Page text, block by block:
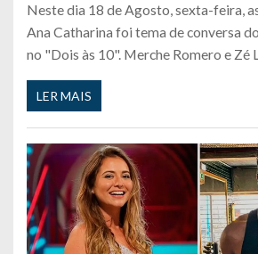
Neste dia 18 de Agosto, sexta-feira,
Ana Catharina foi tema de conversa
no "Dois às 10". Merche Romero e Zé L
LER MAIS